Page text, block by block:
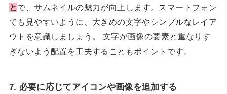
とで、サムネイルの魅力が向上します。スマートフォン
でも見やすいように、大きめの文字やシンプルなレイア
ウトを意識しましょう。 文字が画像の要素と重なりす
ぎないよう配置を工夫することもポイントです。
7. 必要に応じてアイコンや画像を追加する